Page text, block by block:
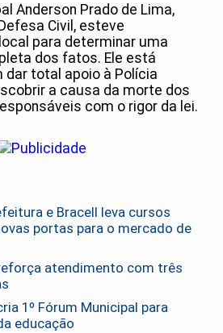
Anderson Prado de Lima,
Civil, esteve
para determinar uma
dos fatos. Ele está
total apoio à Polícia
a causa da morte dos
com o rigor da lei.
e Bracell leva cursos
portas para o mercado de
atendimento com três
1º Fórum Municipal para
educação